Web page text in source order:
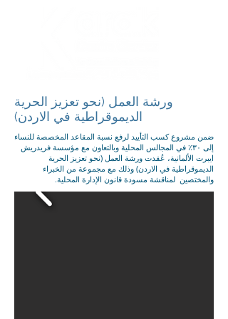
ورشة العمل (نحو تعزيز الحرية
الديموقراطية في الاردن)
ضمن مشروع كسب التأييد لرفع نسبة المقاعد المخصصة للنساء
إلى ٣٠٪ في المجالس المحلية وبالتعاون مع مؤسسة فريدريش
ايبرت الألمانية، عُقدت ورشة العمل (نحو تعزيز الحرية
الديموقراطية في الاردن) وذلك مع مجموعة من الخبراء
والمختصين لمناقشة مسودة قانون الإدارة المحلية.